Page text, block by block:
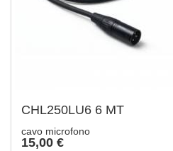
CHL250LU6 6 MT
cavo microfono
15,00 €